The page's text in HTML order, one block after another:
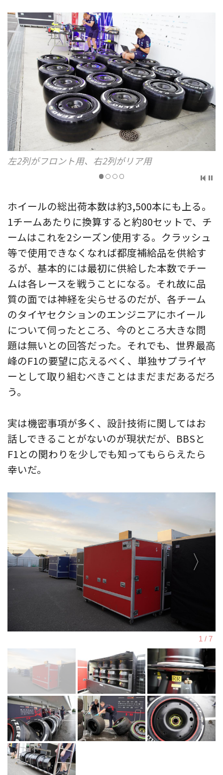
マーカーは各チームによって異なり個性が出
ホイールの総出荷本数は約3,500本にも上る。
1チームあたりに換算すると約80セットで、チ
ームはこれを2シーズン使用する。クラッシュ
等で使用できなくなれば都度補給品を供給す
るが、基本的には最初に供給した本数でチー
ムは各レースを戦うことになる。それ故に品
質の面では神経を尖らせるのだが、各チーム
のタイヤセクションのエンジニアにホイール
について伺ったところ、今のところ大きな問
題は無いとの回答だった。それでも、世界最高
峰のF1の要望に応えるべく、単独サプライヤ
ーとして取り組むべきことはまだまだあるだろ
う。
実は機密事項が多く、設計技術に関してはお
話しできることがないのが現状だが、BBSと
F1との関わりを少しでも知ってもららえたら
幸いだ。